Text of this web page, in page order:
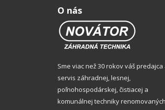
O nás
Sme viac než 30 rokov váš predajca
servis záhradnej, lesnej,
poľnohospodárskej, čistiacej a
komunálnej techniky renomovaných